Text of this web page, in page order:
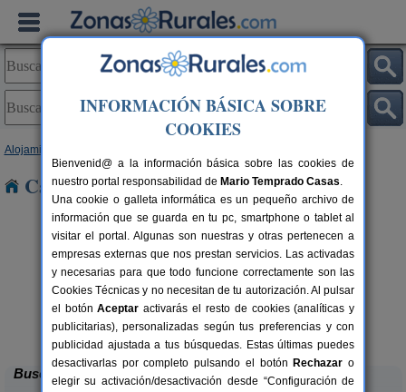
Alojamientos
Casas Rurales cerca de Gorliz
6-24 pers.
desde40 €
Azkorri Beach House
Getxo (Vizcaya)
Buscar
INFORMACIÓN BÁSICA SOBRE
COOKIES
Bienvenid@ a la información básica sobre las cookies de
nuestro portal responsabilidad de Mario Temprado Casas.
Una cookie o galleta informática es un pequeño archivo de
información que se guarda en tu pc, smartphone o tablet al
visitar el portal. Algunas son nuestras y otras pertenecen a
empresas externas que nos prestan servicios. Las activadas
y necesarias para que todo funcione correctamente son las
Cookies Técnicas y no necesitan de tu autorización. Al pulsar
el botónAceptar activarás el resto de cookies (analíticas y
publicitarias), personalizadas según tus preferencias y con
publicidad ajustada a tus búsquedas. Estas últimas puedes
desactivarlas por completo pulsando el botón Rechazar o
elegir su activación/desactivación desde “Configuración de